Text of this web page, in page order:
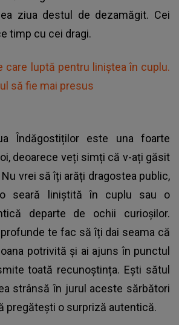
ziua destul de dezamăgit. Cei
timp cu cei dragi.
care luptă pentru liniștea în cuplu.
să fie mai presus
Îndăgostiților este una foarte
deoarece veți simți că v-ați găsit
vrei să îți arăți dragostea public,
seară liniștită în cuplu sau o
departe de ochii curioșilor.
te fac să îți dai seama că
potrivită și ai ajuns în punctul
toată recunoștința. Ești sătul
strânsă în jurul aceste sărbători
pregătești o surpriză autentică.